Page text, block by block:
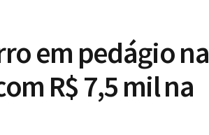
em pedágio na
R$ 7,5 mil na